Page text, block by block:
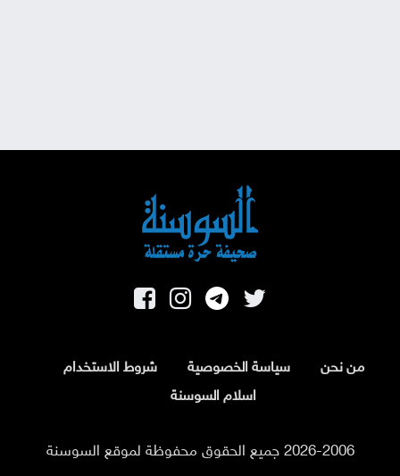
من نحن سياسة الخصوصية
شروط الاستخدام
اسلام السوسنة
2026-2006 جميع الحقوق محفوظة لموقع السوسنة